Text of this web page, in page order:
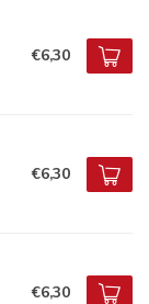
€6,30
€6,30
€6,30